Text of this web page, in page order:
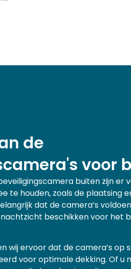
de
voor
buiten zijn er
te houden, zoals de plaatsing
dat de camera’s
beschikken voor het
wij ervoor dat de camera’s op
voor optimale dekking. Of u